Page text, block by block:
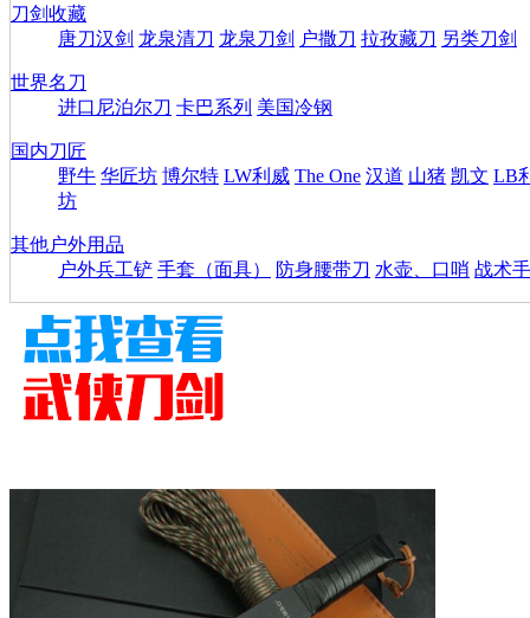
刀剑收藏
唐刀汉剑 龙泉清刀 龙泉刀剑 户撒刀 拉孜藏刀 另类刀剑
世界名刀
进口尼泊尔刀 卡巴系列 美国冷钢
国内刀匠
野牛 华匠坊 博尔特 LW利威 The One 汉道 山猪 凯文 LB
坊
其他户外用品
户外兵工铲 手套（面具） 防身腰带刀 水壶、口哨 战术